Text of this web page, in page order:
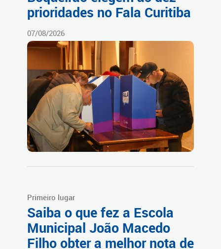
prioridades no Fala Curitiba
07/08/2026
Primeiro lugar
Saiba o que fez a Escola
Municipal João Macedo
Filho obter a melhor nota de